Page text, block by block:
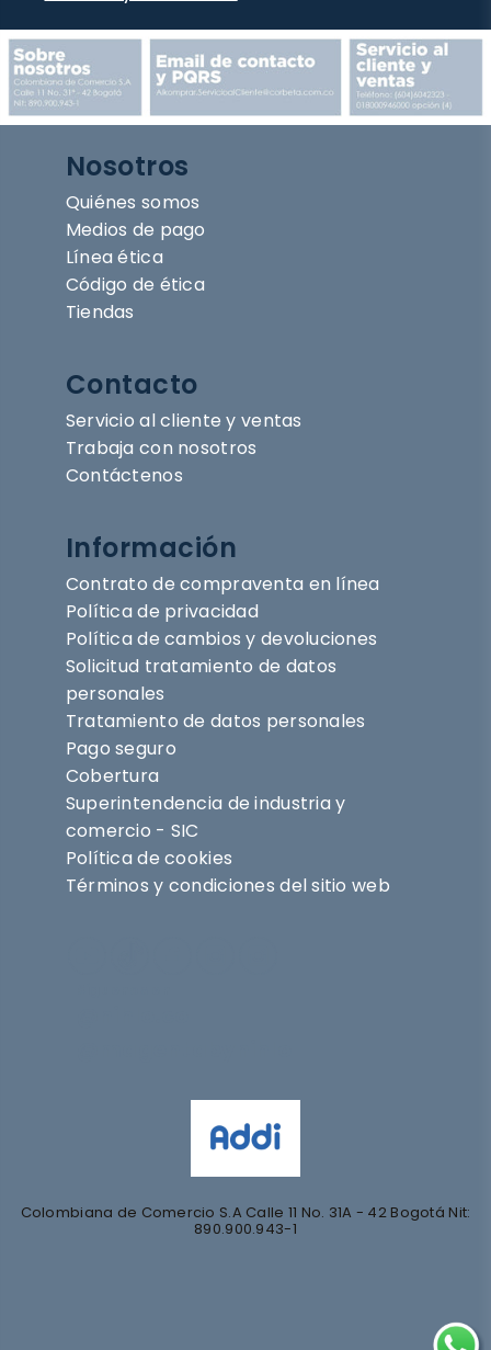
Nosotros
Quiénes somos
Medios de pago
Línea ética
Código de ética
Tiendas
Contacto
Servicio al cliente y ventas
Trabaja con nosotros
Contáctenos
Información
Contrato de compraventa en línea
Política de privacidad
Política de cambios y devoluciones
Solicitud tratamiento de datos
personales
Tratamiento de datos personales
Pago seguro
Cobertura
Superintendencia de industria y
comercio - SIC
Política de cookies
Términos y condiciones del sitio web
Colombiana de Comercio S.A Calle 11 No. 31A - 42 Bogotá Nit:
890.900.943-1